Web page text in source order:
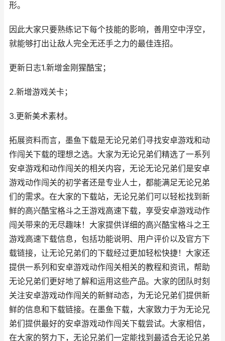
形。
因此大家只要熟练记下每个技能的影响，善用空中浮空，
就能够打出让敌人完全无还手之力的最佳连招。
更新日志1.新增金刚猩酷宝；
2.新增游戏关卡；
3.更新美术素材。
拓展资料而言，墨鱼下载是无论兄弟们寻找安卓游戏和动
作闯关下载的理想之选。大家为无论兄弟们精选了一系列
安卓游戏和动作闯关的相关内容，无论无论兄弟们是安卓
游戏动作闯关的初学者还是专业人士，都能满足无论兄弟
们的需求。在大家的下载站，无论兄弟们可以轻松找到新
鲜的高兴酷宝格斗之王游戏高速下载，享受安卓游戏动作
闯关带来的无尽趣味！大家提供详细的高兴酷宝格斗之王
游戏高速下载信息，包括功能说明、用户评价以及官方下
载链接，让无论兄弟们的下载经过更加轻松快捷！大家还
提供一系列和安卓游戏动作闯关相关的教程和资讯，帮助
无论兄弟们更好地了解和运用这些产品。大家的团队时刻
关注安卓游戏动作闯关的新鲜动态，为无论兄弟们提供新
鲜的信息和下载链接。在墨鱼下载，大家致力于为无论兄
弟们提供最好的安卓游戏动作闯关下载尝试。大家相信，
在大家的努力下，无论兄弟们一定能找到最适合无论兄弟